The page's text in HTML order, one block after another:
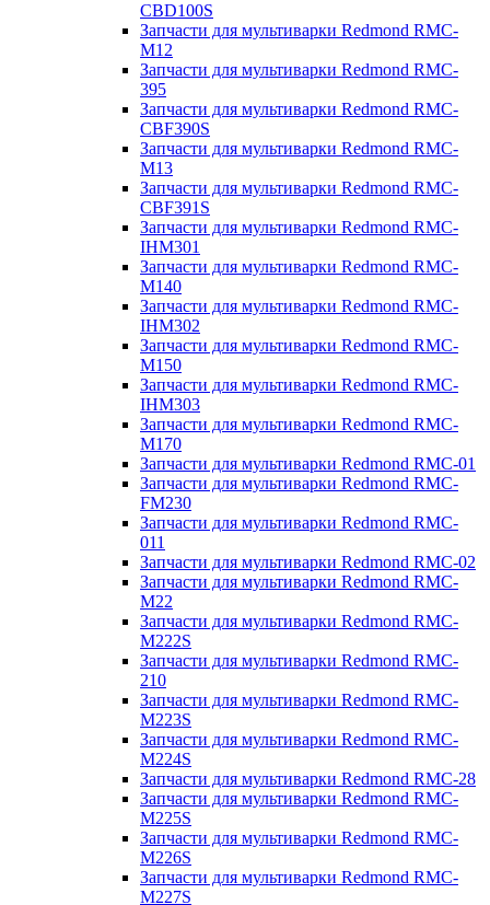
CBD100S
Запчасти для мультиварки Redmond RMC-
M12
Запчасти для мультиварки Redmond RMC-
395
Запчасти для мультиварки Redmond RMC-
CBF390S
Запчасти для мультиварки Redmond RMC-
M13
Запчасти для мультиварки Redmond RMC-
CBF391S
Запчасти для мультиварки Redmond RMC-
IHM301
Запчасти для мультиварки Redmond RMC-
M140
Запчасти для мультиварки Redmond RMC-
IHM302
Запчасти для мультиварки Redmond RMC-
M150
Запчасти для мультиварки Redmond RMC-
IHM303
Запчасти для мультиварки Redmond RMC-
M170
Запчасти для мультиварки Redmond RMC-01
Запчасти для мультиварки Redmond RMC-
FM230
Запчасти для мультиварки Redmond RMC-
011
Запчасти для мультиварки Redmond RMC-02
Запчасти для мультиварки Redmond RMC-
M22
Запчасти для мультиварки Redmond RMC-
M222S
Запчасти для мультиварки Redmond RMC-
210
Запчасти для мультиварки Redmond RMC-
M223S
Запчасти для мультиварки Redmond RMC-
M224S
Запчасти для мультиварки Redmond RMC-28
Запчасти для мультиварки Redmond RMC-
M225S
Запчасти для мультиварки Redmond RMC-
M226S
Запчасти для мультиварки Redmond RMC-
M227S